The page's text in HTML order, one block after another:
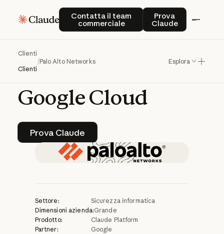
Contatta il team
commerciale
Contatta il team commerciale
Prova
Claude
Prova Claude
Clienti
Clienti
/Palo Alto Networks Esplora
PaloAltoNetworks
acceleralosviluppo
disoftware
sicuro
conClaudee
GoogleCloud
Prova Claude
Prova Claude
Settore:
Sicurezza informatica
Dimensioni azienda:Grande
Prodotto:
Claude Platform
Partner:
Google